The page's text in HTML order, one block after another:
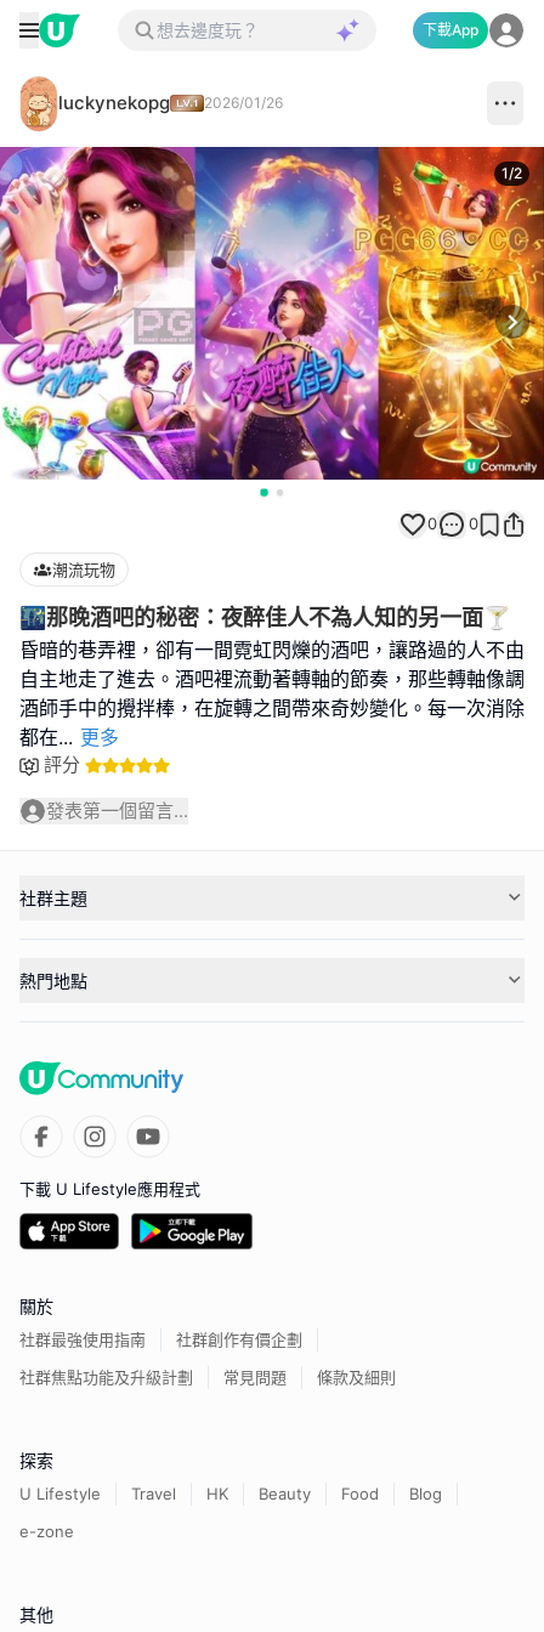
下載App
luckynekopg 2026/01/26
1/2
0 0
潮流玩物
🌃那晚酒吧的秘密：夜醉佳人不為人知的另一面🍸
昏暗的巷弄裡，卻有一間霓虹閃爍的酒吧，讓路過的人不由
自主地走了進去。酒吧裡流動著轉軸的節奏，那些轉軸像調
酒師手中的攪拌棒，在旋轉之間帶來奇妙變化。每一次消除
都在... 更多
評分
發表第一個留言...
社群主題
熱門地點
下載 U Lifestyle應用程式
關於
社群最強使用指南
社群創作有價企劃
社群焦點功能及升級計劃
常見問題 條款及細則
探索
U Lifestyle Travel HK Beauty Food
Blog
e-zone
其他